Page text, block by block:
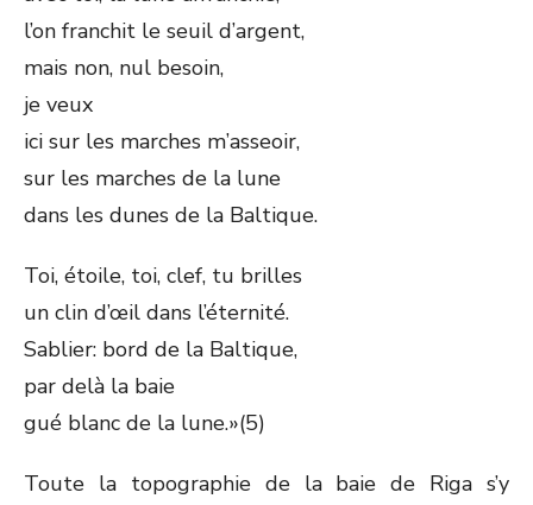
l’on franchit le seuil d’argent,
mais non, nul besoin,
je veux
ici sur les marches m’asseoir,
sur les marches de la lune
dans les dunes de la Baltique.
Toi, étoile, toi, clef, tu brilles
un clin d’œil dans l’éternité.
Sablier: bord de la Baltique,
par delà la baie
gué blanc de la lune.»(5)
Toute la topographie de la baie de Riga s’y